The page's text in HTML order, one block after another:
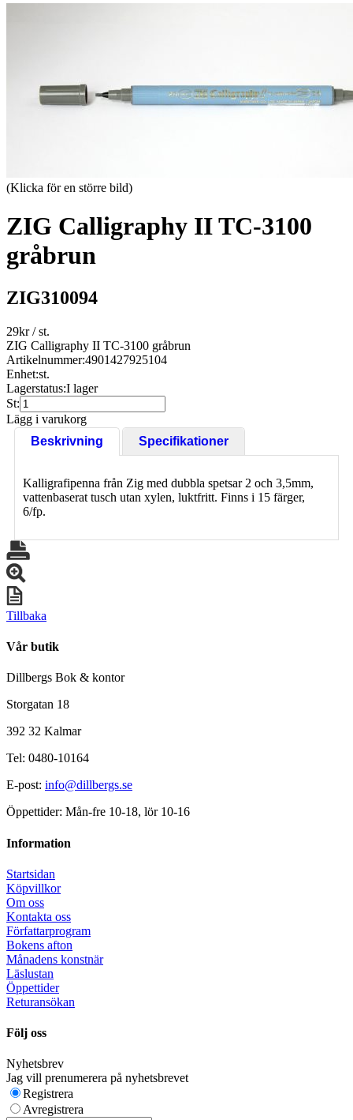
(Klicka för en större bild)
ZIG Calligraphy II TC-3100
gråbrun
ZIG310094
29kr/ st.
ZIG Calligraphy II TC-3100 gråbrun
Artikelnummer:4901427925104
Enhet:st.
Lagerstatus:I lager
St:
Lägg i varukorg
Beskrivning
Specifikationer
Kalligrafipenna från Zig med dubbla spetsar 2 och 3,5mm,
vattenbaserat tusch utan xylen, luktfritt. Finns i 15 färger,
6/fp.
Tillbaka
Vår butik
Dillbergs Bok & kontor
Storgatan 18
392 32 Kalmar
Tel: 0480-10164
E-post: info@dillbergs.se
Öppettider: Mån-fre 10-18, lör 10-16
Information
Startsidan
Köpvillkor
Om oss
Kontakta oss
Författarprogram
Bokens afton
Månadens konstnär
Läslustan
Öppettider
Returansökan
Följ oss
Nyhetsbrev
Jag vill prenumerera på nyhetsbrevet
Registrera
Avregistrera